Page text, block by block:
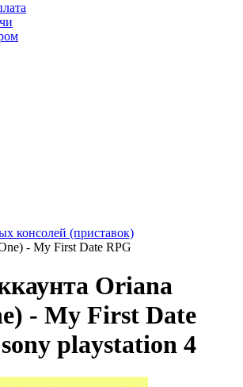
консолей (приставок)
- My First Date RPG
Oriana
- My First Date
playstation 4